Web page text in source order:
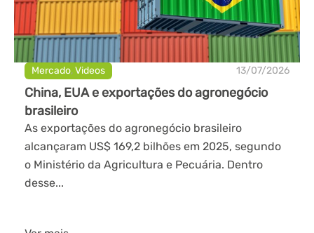
Mercado,Videos 13/07/2026
China, EUA e exportações do agronegócio
brasileiro
As exportações do agronegócio brasileiro
alcançaram US$ 169,2 bilhões em 2025, segundo
o Ministério da Agricultura e Pecuária. Dentro
desse...